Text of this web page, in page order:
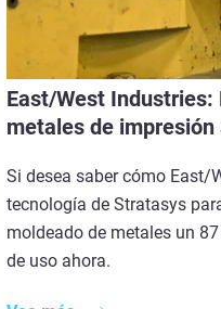
East/West
metales de impresión
Si desea saber cómo East/
tecnología de Stratasys
moldeado de metales un
de uso ahora.